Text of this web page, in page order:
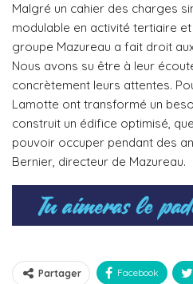
Malgré un cahier des charges
modulable en activité tertiaire
groupe Mazureau a fait droit
Nous avons su être à leur
concrètement leurs attentes.
Lamotte ont transformé un
construit un édifice optimisé,
pouvoir occuper pendant des
Bernier, directeur de Mazureau.
Partager Facebook